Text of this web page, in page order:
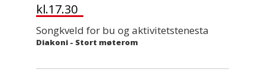
kl.17.30
Songkveld for bu og aktivitetstenesta
Diakoni - Stort møterom